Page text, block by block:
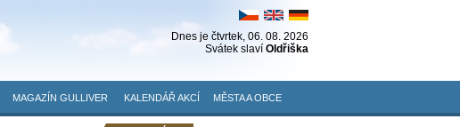
Dnes je čtvrtek, 06. 08. 2026
Svátek slaví Oldřiška
MAGAZÍN GULLIVER KALENDÁŘ AKCÍ
MĚSTA A OBCE